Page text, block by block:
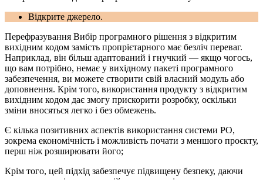
Відкрите джерело.
Перефразування Вибір програмного рішення з відкритим
вихідним кодом замість пропрієтарного має безліч переваг.
Наприклад, він більш адаптований і гнучкий — якщо чогось,
що вам потрібно, немає у вихідному пакеті програмного
забезпечення, ви можете створити свій власний модуль або
доповнення. Крім того, використання продукту з відкритим
вихідним кодом дає змогу прискорити розробку, оскільки
зміни вносяться легко і без обмежень.
Є кілька позитивних аспектів використання системи PO,
зокрема економічність і можливість почати з меншого проєкту,
перш ніж розширювати його;
Крім того, цей підхід забезпечує підвищену безпеку, даючи